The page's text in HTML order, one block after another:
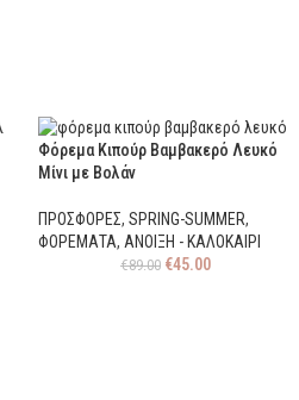
Φόρεμα Κιπούρ Βαμβακερό Λευκό
Μίνι με Βολάν
ΠΡΟΣΦΟΡΕΣ, SPRING-SUMMER,
ΦΟΡΕΜΑΤΑ, ΑΝΟΙΞΗ - ΚΑΛΟΚΑΙΡΙ
€89.00 €45.00